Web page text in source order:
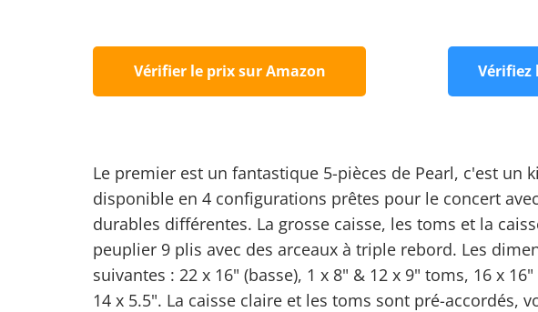
Vérifier le prix sur Amazon Vérifiez
Le premier est un fantastique 5-pièces de Pearl, c'est un
disponible en 4 configurations prêtes pour le concert
durables différentes. La grosse caisse, les toms et la
peuplier 9 plis avec des arceaux à triple rebord. Les
suivantes : 22 x 16" (basse), 1 x 8" & 12 x 9" toms, 16 x
14 x 5.5". La caisse claire et les toms sont pré-accordés,